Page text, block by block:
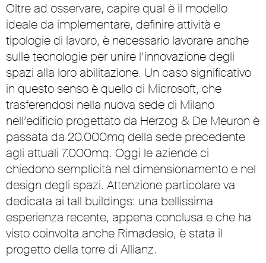
Oltre ad osservare, capire qual è il modello
ideale da implementare, definire attività e
tipologie di lavoro, è necessario lavorare anche
sulle tecnologie per unire l’innovazione degli
spazi alla loro abilitazione. Un caso significativo
in questo senso è quello di Microsoft, che
trasferendosi nella nuova sede di Milano
nell’edificio progettato da Herzog & De Meuron è
passata da 20.000mq della sede precedente
agli attuali 7.000mq. Oggi le aziende ci
chiedono semplicità nel dimensionamento e nel
design degli spazi. Attenzione particolare va
dedicata ai tall buildings: una bellissima
esperienza recente, appena conclusa e che ha
visto coinvolta anche Rimadesio, è stata il
progetto della torre di Allianz.